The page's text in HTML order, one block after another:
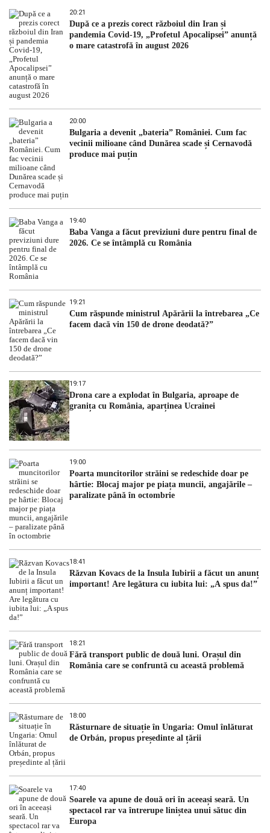
20:21
După ce a prezis corect războiul din Iran și
pandemia Covid-19, „Profetul Apocalipsei” anunță
o mare catastrofă în august 2026
20:00
Bulgaria a devenit „bateria” României. Cum fac
vecinii milioane când Dunărea scade și Cernavodă
produce mai puțin
19:40
Baba Vanga a făcut previziuni dure pentru final de
2026. Ce se întâmplă cu România
19:21
Cum răspunde ministrul Apărării la întrebarea „Ce
facem dacă vin 150 de drone deodată?”
19:17
Drona care a explodat în Bulgaria, aproape de
granița cu România, aparținea Ucrainei
19:00
Poarta muncitorilor străini se redeschide doar pe
hârtie: Blocaj major pe piața muncii, angajările –
paralizate până în octombrie
18:41
Răzvan Kovacs de la Insula Iubirii a făcut un anunț
important! Are legătura cu iubita lui: „A spus da!”
18:21
Fără transport public de două luni. Orașul din
România care se confruntă cu această problemă
18:00
Răsturnare de situație în Ungaria: Omul înlăturat
de Orbán, propus președinte al țării
17:40
Soarele va apune de două ori în aceeași seară. Un
spectacol rar va întrerupe liniștea unui sătuc din
Europa